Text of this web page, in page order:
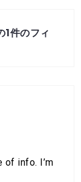
1件のフィ
of info. I’m